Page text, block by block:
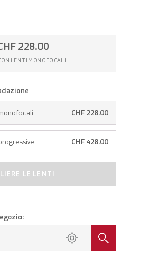
228.00
LENTI MONOFOCALI
CHF 228.00
CHF 428.00
LE LENTI